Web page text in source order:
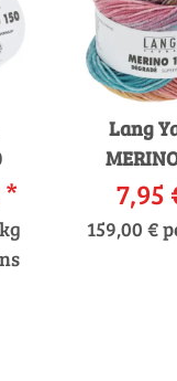
*
Lang
7,95
159,00 €